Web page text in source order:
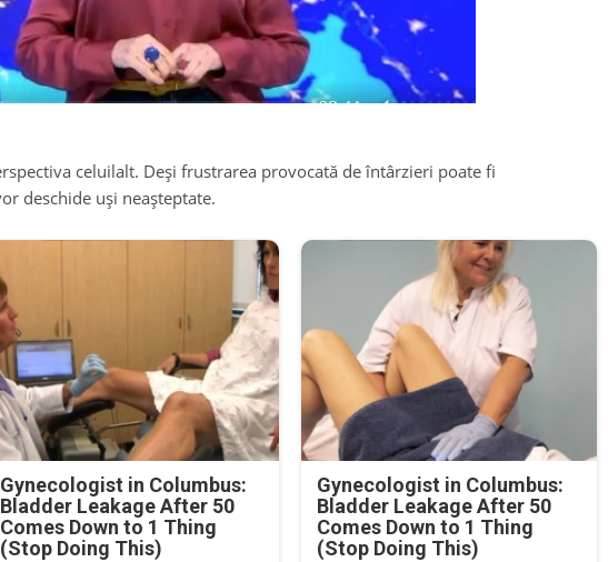
celuilalt. Deși frustrarea provocată de întârzieri poate fi
deschide uși neașteptate.
Gynecologist in Columbus:
Bladder Leakage After 50
Comes Down to 1 Thing
(Stop Doing This)
Gynecologist in Columbus:
Bladder Leakage After 50
Comes Down to 1 Thing
(Stop Doing This)